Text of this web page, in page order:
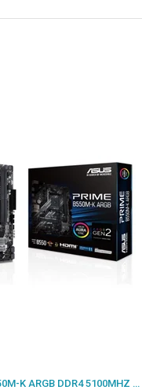
ASUS PRIME B550M-K ARGB DDR4 5100MHZ 1XHDMI 1XDP 2XM.2 USB 3.2 MATX AM4 (AMD AM4 5000/4000G/3000 SERİLERİ İLE UYUMLU)